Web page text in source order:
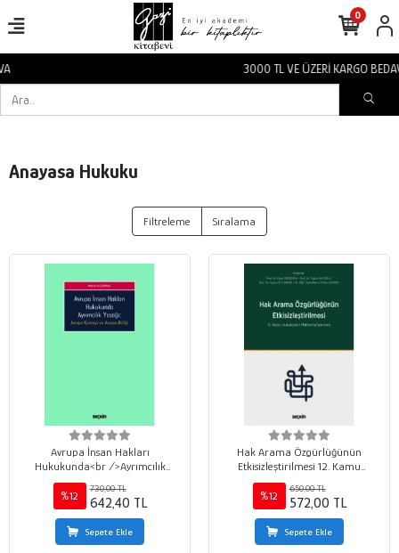
3000 TL VE ÜZERİ KARGO BEDAVA
0
Anayasa Hukuku
Filtreleme Sıralama
Avrupa İnsan Hakları
Hukukunda<br />Ayrımcılık
Yasağı Avrupa Konseyi ve Avrupa
Birliği
%12
730,00 TL
642,40 TL
Sepete Ekle
Hak Arama Özgürlüğünün
Etkisizleştirilmesi 12. Kamu
Hukukçuları Platformu Semineri
%12
650,00 TL
572,00 TL
Sepete Ekle